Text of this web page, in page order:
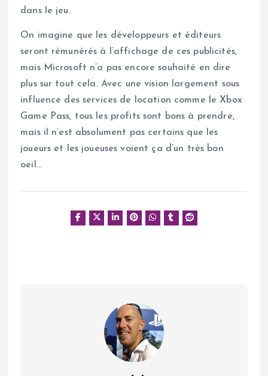
dans le jeu.
On imagine que les développeurs et éditeurs
seront rémunérés à l’affichage de ces publicités,
mais Microsoft n’a pas encore souhaité en dire
plus sur tout cela. Avec une vision largement sous
influence des services de location comme le Xbox
Game Pass, tous les profits sont bons à prendre,
mais il n’est absolument pas certains que les
joueurs et les joueuses voient ça d’un très bon
oeil…